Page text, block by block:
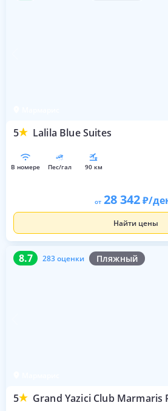
5 Lalila Blue Suites
в номере пес/гал 90 км
от 28 342 /
Найти цены
8.7 283 оценки Пляжный
5 Grand Yazici Club Marmaris
8.7 283 оценки